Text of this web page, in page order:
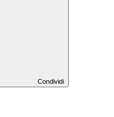
Condividi